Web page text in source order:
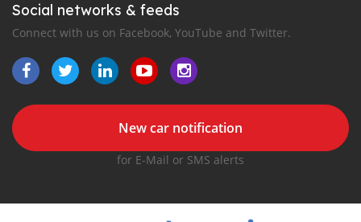
Social networks & feeds
Connect with us on Facebook, YouTube and Twitter.
New car notification
for E-Mail or SMS alerts